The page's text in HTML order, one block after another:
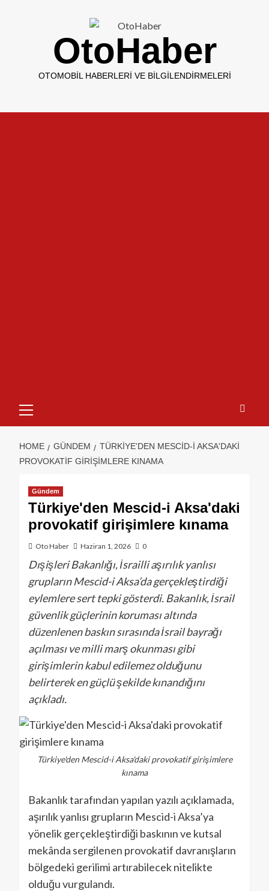
OtoHaber
OTOMOBIL HABERLERI VE BILGILENDIRMELERI
HOME GÜNDEM
TÜRKIYE'DEN MESCID-I AKSA'DAKI
PROVOKATIF GIRIŞIMLERE KINAMA
Gündem
Türkiye'den Mescid-i Aksa'daki
provokatif girişimlere kınama
Oto Haber Haziran 1, 2026 0
Dışişleri Bakanlığı, İsrailli aşırılık yanlısı
grupların Mescid-i Aksa’da gerçekleştirdiği
eylemlere sert tepki gösterdi. Bakanlık, İsrail
güvenlik güçlerinin koruması altında
düzenlenen baskın sırasında İsrail bayrağı
açılması ve milli marş okunması gibi
girişimlerin kabul edilemez olduğunu
belirterek en güçlü şekilde kınandığını
açıkladı.
Türkiye'den Mescid-i Aksa'daki provokatif girişimlere
kınama
Bakanlık tarafından yapılan yazılı açıklamada,
aşırılık yanlısı grupların Mescid-i Aksa’ya
yönelik gerçekleştirdiği baskının ve kutsal
mekânda sergilenen provokatif davranışların
bölgedeki gerilimi artırabilecek nitelikte
olduğu vurgulandı.